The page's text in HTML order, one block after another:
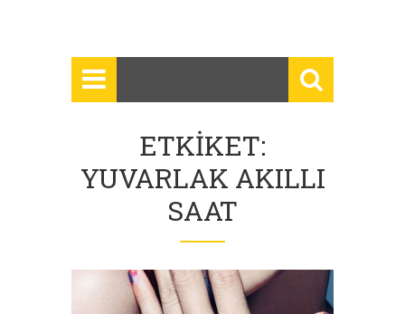
ETKIKET:
YUVARLAK AKILLI
SAAT